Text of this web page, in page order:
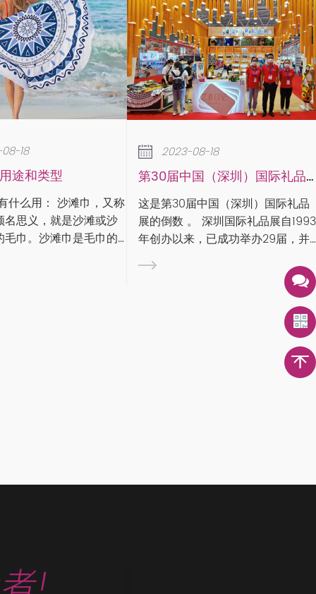
08-18
第30届中国（深圳）国际礼品展
30届中国（深圳）国际礼品
国际礼品展自1993
以来，已成功举办29届，并
2023-08-18
下雨天如何保养家里的毛
作为专业毛巾生产厂家，我们
说毛巾的使用卫生问题。现在
进入梅雨季节，毛巾的使用和
万物潮湿，特别容易滋生细
其是毛巾产品，作为毛巾生产
家，我们看到很多用户在使